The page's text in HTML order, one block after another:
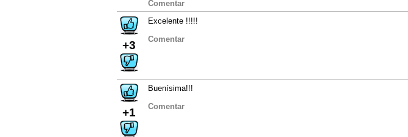
Comentar
+3
Excelente !!!!!
Comentar
+1
Buenísima!!!
Comentar